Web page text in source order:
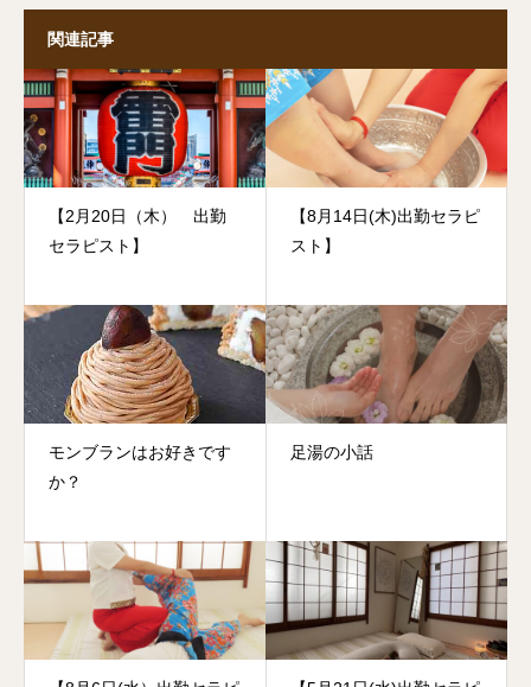
関連記事
【2月20日（木） 出勤
セラピスト】
【8月14日(木)出勤セラピ
スト】
モンブランはお好きです
か？
足湯の小話